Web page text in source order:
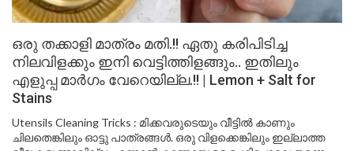
ഒരു തക്കാളി മാത്രം മതി.!! ഏതു കരിപിടിച്ച
നിലവിളക്കും ഇനി വെട്ടിത്തിളങ്ങും.. ഇതിലും
എളുപ്പ മാർഗം വേറെയില്ല.!! | Lemon + Salt for
Stains
Utensils Cleaning Tricks : മിക്കവരുടെയും വീട്ടിൽ കാണും
ചിലതെങ്കിലും ഓട്ടു പാത്രങ്ങൾ. ഒരു വിളക്കെങ്കിലും ഇല്ലാത്ത